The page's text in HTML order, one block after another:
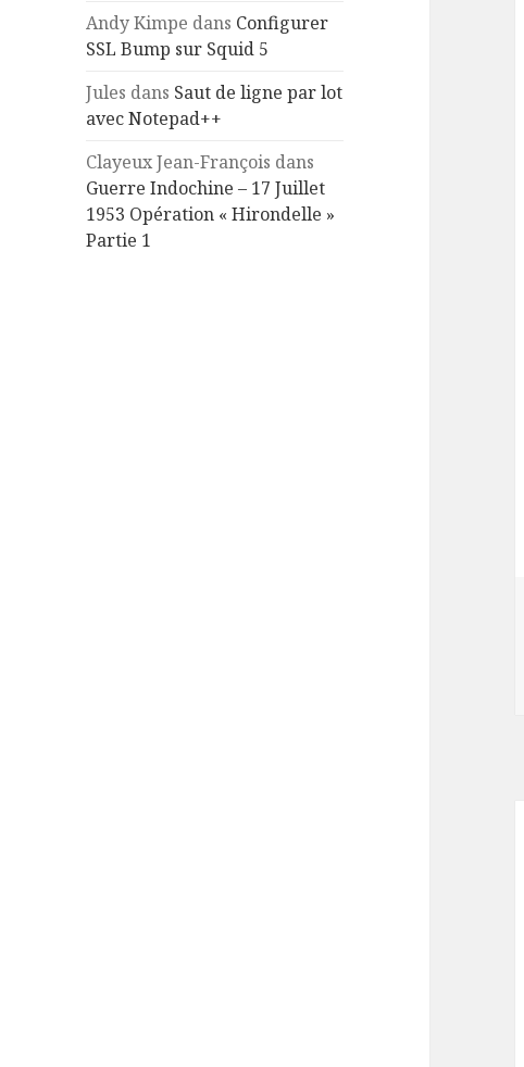
Andy Kimpe dans Configurer
SSL Bump sur Squid 5
Jules dans Saut de ligne par lot
avec Notepad++
Clayeux Jean-François dans
Guerre Indochine – 17 Juillet
1953 Opération « Hirondelle »
Partie 1